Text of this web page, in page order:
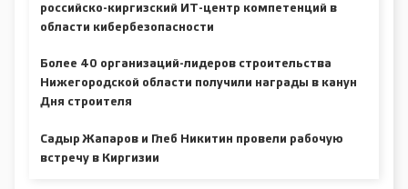
российско-киргизский ИТ-центр компетенций в
области кибербезопасности
Более 40 организаций-лидеров строительства
Нижегородской области получили награды в канун
Дня строителя
Садыр Жапаров и Глеб Никитин провели рабочую
встречу в Киргизии